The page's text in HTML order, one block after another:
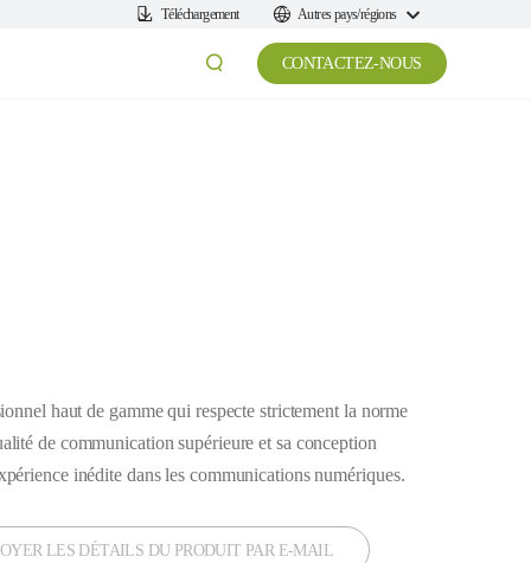
Téléchargement Autres pays/régions
CONTACTEZ-NOUS
haut de gamme qui respecte strictement la norme
de communication supérieure et sa conception
inédite dans les communications numériques.
LES DÉTAILS DU PRODUIT PAR E-MAIL